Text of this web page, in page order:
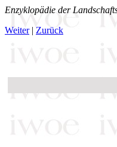
Enzyklopädie der
Weiter| Zurück